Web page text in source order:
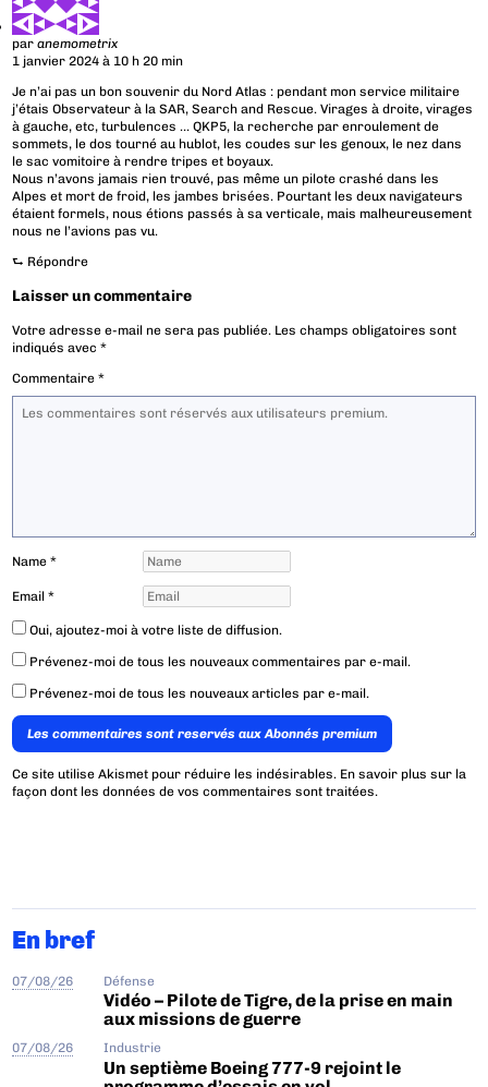
paranemometrix
1 janvier 2024 à 10 h 20 min
Je n’ai pas un bon souvenir du Nord Atlas : pendant mon service militaire
j’étais Observateur à la SAR, Search and Rescue. Virages à droite, virages
à gauche, etc, turbulences … QKP5, la recherche par enroulement de
sommets, le dos tourné au hublot, les coudes sur les genoux, le nez dans
le sac vomitoire à rendre tripes et boyaux.
Nous n’avons jamais rien trouvé, pas même un pilote crashé dans les
Alpes et mort de froid, les jambes brisées. Pourtant les deux navigateurs
étaient formels, nous étions passés à sa verticale, mais malheureusement
nous ne l’avions pas vu.
⮑ Répondre
Laisser un commentaire
Votre adresse e-mail ne sera pas publiée. Les champs obligatoires sont
indiqués avec*
Commentaire*
Name*
Email*
Oui, ajoutez-moi à votre liste de diffusion.
Prévenez-moi de tous les nouveaux commentaires par e-mail.
Prévenez-moi de tous les nouveaux articles par e-mail.
Les commentaires sont reservés aux Abonnés premium
Ce site utilise Akismet pour réduire les indésirables. En savoir plus sur la
façon dont les données de vos commentaires sont traitées.
En bref
07/08/26 Défense
Vidéo – Pilote de Tigre, de la prise en main
aux missions de guerre
07/08/26 Industrie
Un septième Boeing 777-9 rejoint le